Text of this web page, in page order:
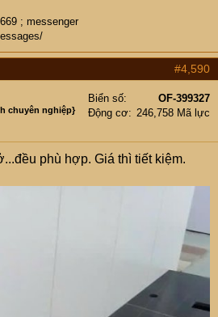
; messenger
#4,590
chuyên nghiệp}
Biển số
OF-399327
Động cơ
246,758 Mã lực
phù hợp. Giá thì tiết kiệm.